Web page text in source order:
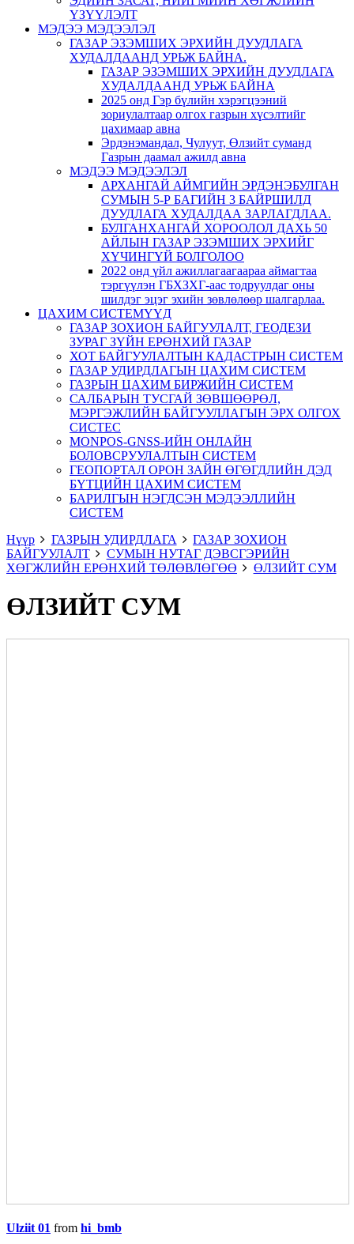
ҮЗҮҮЛЭЛТ
МЭДЭЭ МЭДЭЭЛЭЛ
ГАЗАР ЭЗЭМШИХ ЭРХИЙН ДУУДЛАГА
ХУДАЛДААНД УРЬЖ БАЙНА.
ГАЗАР ЭЗЭМШИХ ЭРХИЙН ДУУДЛАГА
ХУДАЛДААНД УРЬЖ БАЙНА
2025 онд Гэр бүлийн хэрэгцээний
зориулалтаар олгох газрын хүсэлтийг
цахимаар авна
Эрдэнэмандал, Чулуут, Өлзийт суманд
Газрын даамал ажилд авна
МЭДЭЭ МЭДЭЭЛЭЛ
АРХАНГАЙ АЙМГИЙН ЭРДЭНЭБУЛГАН
СУМЫН 5-Р БАГИЙН 3 БАЙРШИЛД
ДУУДЛАГА ХУДАЛДАА ЗАРЛАГДЛАА.
БУЛГАНХАНГАЙ ХОРООЛОЛ ДАХЬ 50
АЙЛЫН ГАЗАР ЭЗЭМШИХ ЭРХИЙГ
ХҮЧИНГҮЙ БОЛГОЛОО
2022 онд үйл ажиллагаагаараа аймагтаа
тэргүүлэн ГБХЗХГ-аас тодруулдаг оны
шилдэг эцэг эхийн зөвлөлөөр шалгарлаа.
ЦАХИМ СИСТЕМҮҮД
ГАЗАР ЗОХИОН БАЙГУУЛАЛТ, ГЕОДЕЗИ
ЗУРАГ ЗҮЙН ЕРӨНХИЙ ГАЗАР
ХОТ БАЙГУУЛАЛТЫН КАДАСТРЫН СИСТЕМ
ГАЗАР УДИРДЛАГЫН ЦАХИМ СИСТЕМ
ГАЗРЫН ЦАХИМ БИРЖИЙН СИСТЕМ
САЛБАРЫН ТУСГАЙ ЗӨВШӨӨРӨЛ,
МЭРГЭЖЛИЙН БАЙГУУЛЛАГЫН ЭРХ ОЛГОХ
СИСТЕС
MONPOS-GNSS-ИЙН ОНЛАЙН
БОЛОВСРУУЛАЛТЫН СИСТЕМ
ГЕОПОРТАЛ ОРОН ЗАЙН ӨГӨГДЛИЙН ДЭД
БҮТЦИЙН ЦАХИМ СИСТЕМ
БАРИЛГЫН НЭГДСЭН МЭДЭЭЛЛИЙН
СИСТЕМ
Нүүр
ГАЗРЫН УДИРДЛАГА
ГАЗАР ЗОХИОН
БАЙГУУЛАЛТ
СУМЫН НУТАГ ДЭВСГЭРИЙН
ХӨГЖЛИЙН ЕРӨНХИЙ ТӨЛӨВЛӨГӨӨ
ӨЛЗИЙТ СУМ
ӨЛЗИЙТ СУМ
Ulziit 01 from hi_bmb